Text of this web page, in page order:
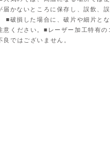
かないところに保存し、誤飲、
■破損した場合に、破片や細片と
意ください。■レーザー加工特有の
ではございません。